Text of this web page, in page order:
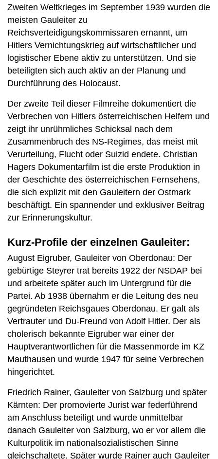
Zweiten Weltkrieges im September 1939 wurden die
meisten Gauleiter zu
Reichsverteidigungskommissaren ernannt, um
Hitlers Vernichtungskrieg auf wirtschaftlicher und
logistischer Ebene aktiv zu unterstützen. Und sie
beteiligten sich auch aktiv an der Planung und
Durchführung des Holocaust.
Der zweite Teil dieser Filmreihe dokumentiert die
Verbrechen von Hitlers österreichischen Helfern und
zeigt ihr unrühmliches Schicksal nach dem
Zusammenbruch des NS-Regimes, das meist mit
Verurteilung, Flucht oder Suizid endete. Christian
Hagers Dokumentarfilm ist die erste Produktion in
der Geschichte des österreichischen Fernsehens,
die sich explizit mit den Gauleitern der Ostmark
beschäftigt. Ein spannender und exklusiver Beitrag
zur Erinnerungskultur.
Kurz-Profile der einzelnen Gauleiter:
August Eigruber, Gauleiter von Oberdonau: Der
gebürtige Steyrer trat bereits 1922 der NSDAP bei
und arbeitete später auch im Untergrund für die
Partei. Ab 1938 übernahm er die Leitung des neu
gegründeten Reichsgaues Oberdonau. Er galt als
Vertrauter und Du-Freund von Adolf Hitler. Der als
cholerisch bekannte Eigruber war einer der
Hauptverantwortlichen für die Massenmorde im KZ
Mauthausen und wurde 1947 für seine Verbrechen
hingerichtet.
Friedrich Rainer, Gauleiter von Salzburg und später
Kärnten: Der promovierte Jurist war federführend
am Anschluss beteiligt und wurde unmittelbar
danach Gauleiter von Salzburg, wo er vor allem die
Kulturpolitik im nationalsozialistischen Sinne
gleichschaltete. Später wurde Rainer auch Gauleiter